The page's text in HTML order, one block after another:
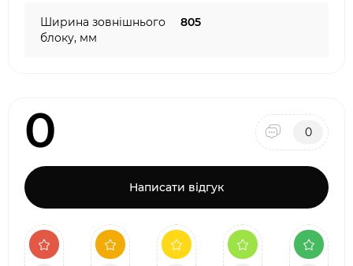
Ширина зовнішнього
блоку, мм
805
0 0
Написати відгук